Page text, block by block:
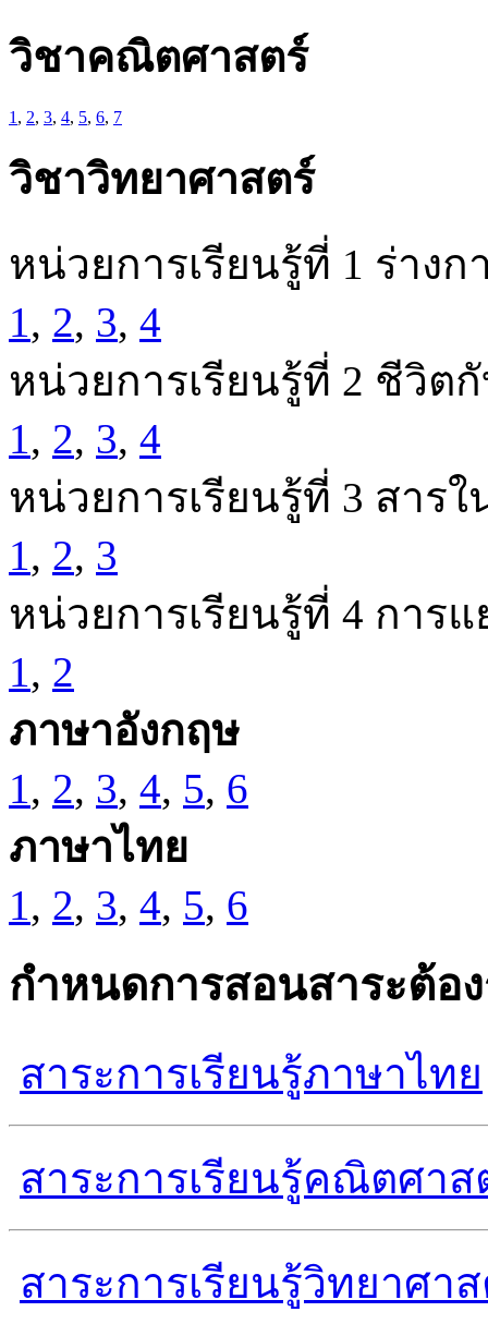
วิชาคณิตศาสตร์
1 , 2, 3, 4, 5, 6, 7
วิชาวิทยาศาสตร์
หน่วยการเรียนรู้ที่ 1 ร่าง
1, 2, 3, 4
หน่วยการเรียนรู้ที่ 2 ชีวิต
1, 2, 3, 4
หน่วยการเรียนรู้ที่ 3 สาร
1, 2, 3
หน่วยการเรียนรู้ที่ 4 การแ
1, 2
ภาษาอังกฤษ
1, 2, 3, 4, 5, 6
ภาษาไทย
1, 2, 3, 4, 5, 6
กำหนดการสอนสาระต้อ
สาระการเรียนรู้ภาษาไทย
สาระการเรียนรู้คณิตศาส
สาระการเรียนรู้วิทยาศา